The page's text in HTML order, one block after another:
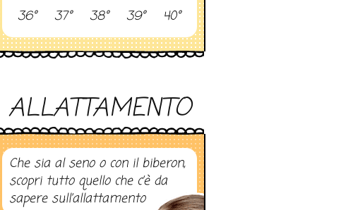
36°
37° 38° 39° 40°
ALLATTAMENTO
Che sia al seno o con il biberon,
scopri tutto quello che c’è da
sapere sull’allattamento